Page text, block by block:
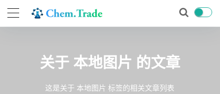
关于 本地图片 的文章
这是关于 本地图片 标签的相关文章列表